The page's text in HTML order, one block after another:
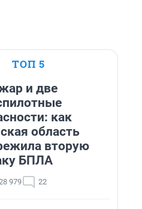
ТОП 5
и две
как
область
вторую
БПЛА
979 22